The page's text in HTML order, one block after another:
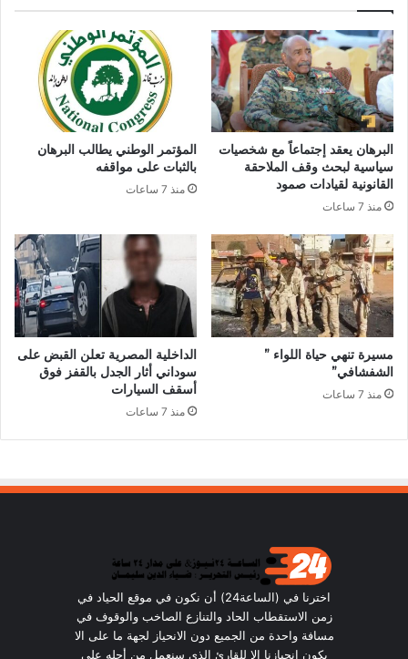
البرهان يعقد إجتماعاً مع شخصيات
سياسية لبحث وقف الملاحقة
القانونية لقيادات صمود
منذ 7 ساعات
المؤتمر الوطني يطالب البرهان
بالثبات على مواقفه
منذ 7 ساعات
مسيرة تنهي حياة اللواء ”
الشفشافي”
منذ 7 ساعات
الداخلية المصرية تعلن القبض على
سوداني أثار الجدل بالقفز فوق
أسقف السيارات
منذ 7 ساعات
اخترنا في (الساعة24) أن نكون في موقع الحياد في
زمن الاستقطاب الحاد والتنازع الصاخب والوقوف في
مسافة واحدة من الجميع دون الانحياز لجهة ما على الا
يكون انحيازنا الا للقارئ الذي سنعمل من أجله على